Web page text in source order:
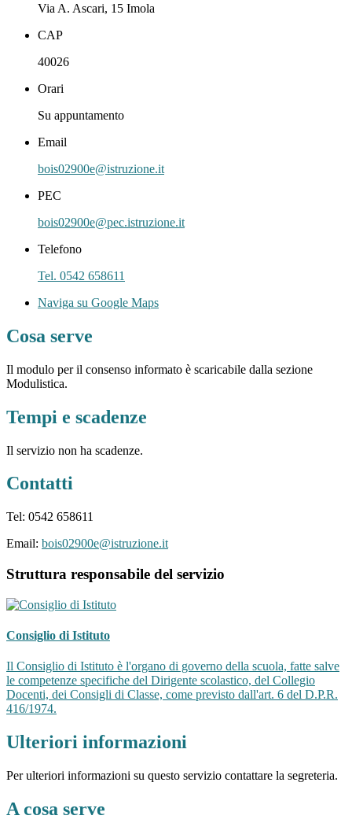
Via A. Ascari, 15 Imola
CAP
40026
Orari
Su appuntamento
Email
bois02900e@istruzione.it
PEC
bois02900e@pec.istruzione.it
Telefono
Tel. 0542 658611
Naviga su Google Maps
Cosa serve
Il modulo per il consenso informato è scaricabile dalla sezione
Modulistica.
Tempi e scadenze
Il servizio non ha scadenze.
Contatti
Tel: 0542 658611
Email: bois02900e@istruzione.it
Struttura responsabile del servizio
Consiglio di Istituto
Il Consiglio di Istituto è l'organo di governo della scuola, fatte salve
le competenze specifiche del Dirigente scolastico, del Collegio
Docenti, dei Consigli di Classe, come previsto dall'art. 6 del D.P.R.
416/1974.
Ulteriori informazioni
Per ulteriori informazioni su questo servizio contattare la segreteria.
A cosa serve